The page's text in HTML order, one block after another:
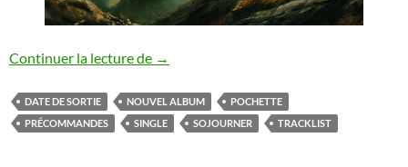
Continuer la lecture de Sojourner : nouvel album annoncé
→
DATE DE SORTIE NOUVEL ALBUM
POCHETTE
PRÉCOMMANDES
SINGLE SOJOURNER TRACKLIST